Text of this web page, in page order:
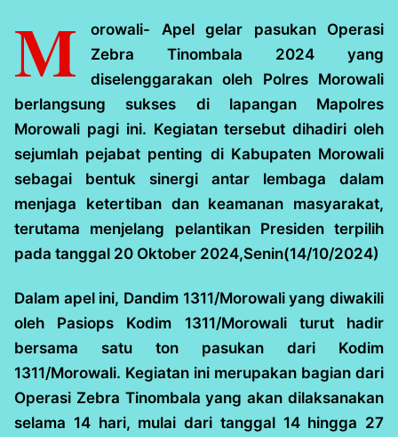
M
orowali- Apel gelar pasukan Operasi
Zebra Tinombala 2024 yang
diselenggarakan oleh Polres Morowali
berlangsung sukses di lapangan Mapolres
Morowali pagi ini. Kegiatan tersebut dihadiri oleh
sejumlah pejabat penting di Kabupaten Morowali
sebagai bentuk sinergi antar lembaga dalam
menjaga ketertiban dan keamanan masyarakat,
terutama menjelang pelantikan Presiden terpilih
pada tanggal 20 Oktober 2024,Senin(14/10/2024)
Dalam apel ini, Dandim 1311/Morowali yang diwakili
oleh Pasiops Kodim 1311/Morowali turut hadir
bersama satu ton pasukan dari Kodim
1311/Morowali. Kegiatan ini merupakan bagian dari
Operasi Zebra Tinombala yang akan dilaksanakan
selama 14 hari, mulai dari tanggal 14 hingga 27